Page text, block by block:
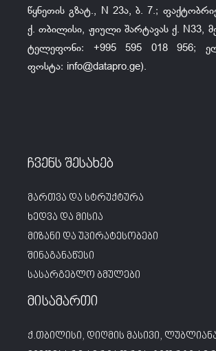
წყნეთის გზატ., N 23ა, ბ. 7.;
ქ. თბილისი, ჟიული შარტავას ქ. N33,
ტელეფონი: +995 595 018 956;
ფოსტა: info@datapro.ge).
ჩვენს შესახებ
მართვა და სტრუქტურა
ხედვა და მისია
მიზანი და უპირატესობები
შინაგანაწესი
სასარგებლო ბმულები
მისამართი
ქ.თბილისი, დიღმის მასივი,